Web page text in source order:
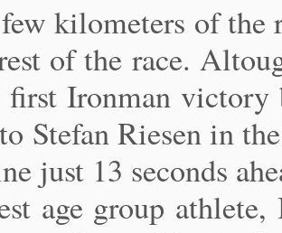
kilometers of the
of the race.
Ironman
Stefan Riesen in
just 13 seconds
age group